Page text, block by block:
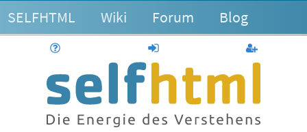
SELFHTML Wiki Forum Blog
anmelden